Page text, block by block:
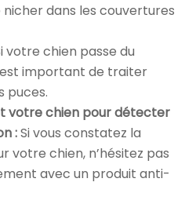
nicher dans les couvertures
votre chien passe du
est important de traiter
puces.
votre chien pour détecter
:Si vous constatez la
votre chien, n’hésitez pas
avec un produit anti-